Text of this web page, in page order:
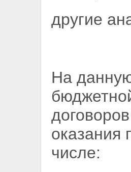
другие
На
оказания
числе: